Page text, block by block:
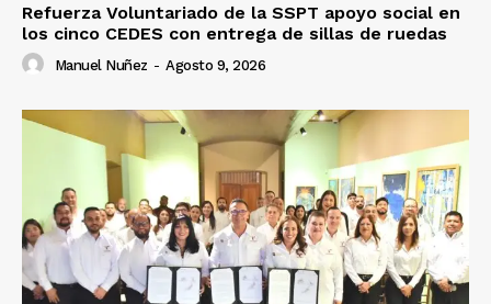
Refuerza Voluntariado de la SSPT apoyo social en
los cinco CEDES con entrega de sillas de ruedas
Manuel Nuñez - Agosto 9, 2026